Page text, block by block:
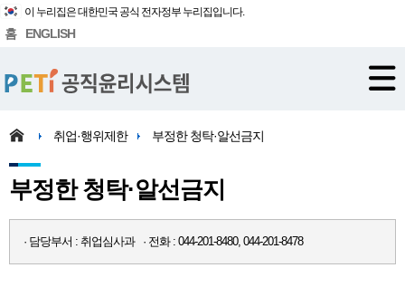
이 누리집은 대한민국 공식 전자정부 누리집입니다.
홈 ENGLISH
취업·행위제한 부정한 청탁·알선금지
부정한 청탁·알선금지
· 담당부서 : 취업심사과 · 전화 : 044-201-8480, 044-201-8478